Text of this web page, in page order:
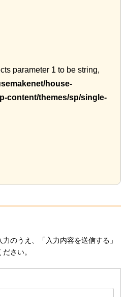
parameter 1 to be string,
house-
content/themes/sp/single-
のうえ、「入力内容を送信する」
さい。